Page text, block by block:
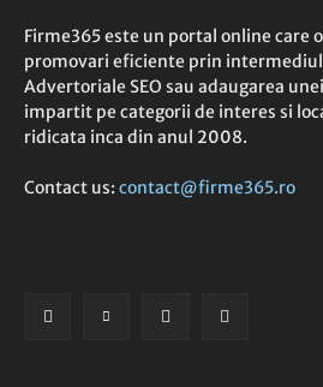
Firme365 este un portal online care
promovari eficiente prin intermediul
Advertoriale SEO sau adaugarea
impartit pe categorii de interes si
ridicata inca din anul 2008.
Contact us: contact@firme365.ro